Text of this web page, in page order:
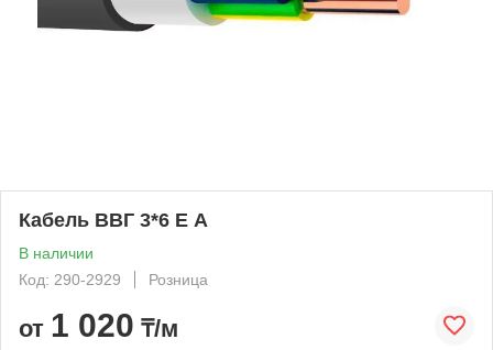
Кабель ВВГ 3*6 Е А
В наличии
Код: 290-2929
Розница
от 1 020 ₸/м